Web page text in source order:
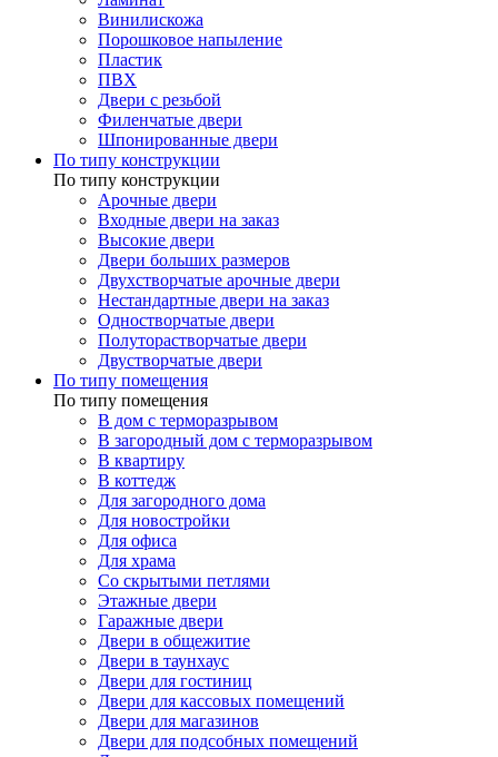
Винилискожа
Порошковое напыление
Пластик
ПВХ
Двери с резьбой
Филенчатые двери
Шпонированные двери
По типу конструкции
По типу конструкции
Арочные двери
Входные двери на заказ
Высокие двери
Двери больших размеров
Двухстворчатые арочные двери
Нестандартные двери на заказ
Одностворчатые двери
Полуторастворчатые двери
Двустворчатые двери
По типу помещения
По типу помещения
В дом с терморазрывом
В загородный дом с терморазрывом
В квартиру
В коттедж
Для загородного дома
Для новостройки
Для офиса
Для храма
Со скрытыми петлями
Этажные двери
Гаражные двери
Двери в общежитие
Двери в таунхаус
Двери для гостиниц
Двери для кассовых помещений
Двери для магазинов
Двери для подсобных помещений